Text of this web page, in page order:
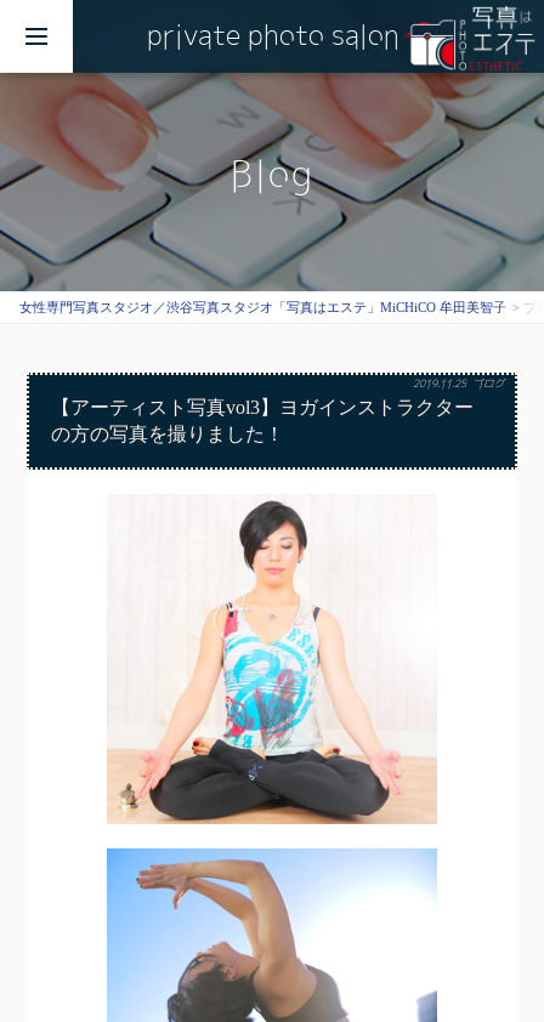
private photo salon
Blog
女性専門写真スタジオ／渋谷写真スタジオ「写真はエステ」MiCHiCO 牟田美智子 ブ
2019.11.25 ブログ
【アーティスト写真vol3】ヨガインストラクター
の方の写真を撮りました！